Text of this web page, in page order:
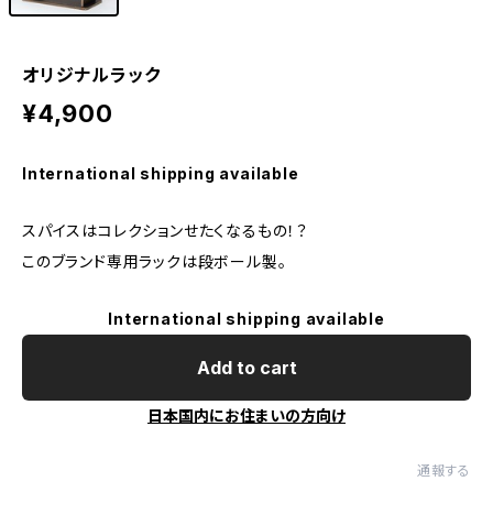
オリジナルラック
¥4,900
International shipping available
スパイスはコレクションせたくなるもの！？
このブランド専用ラックは段ボール製。
International shipping available
Add to cart
日本国内にお住まいの方向け
通報する